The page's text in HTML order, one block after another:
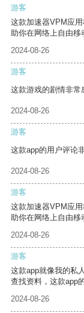
游客
这款加速器VPM应
助你在网络上自由移
2024-08-26
游客
这款游戏的剧情非常
2024-08-26
游客
这款app的用户评论
2024-08-26
游客
这款加速器VPM应
助你在网络上自由移
2024-08-26
游客
这款app就像我的私
查找资料，这款app
2024-08-26